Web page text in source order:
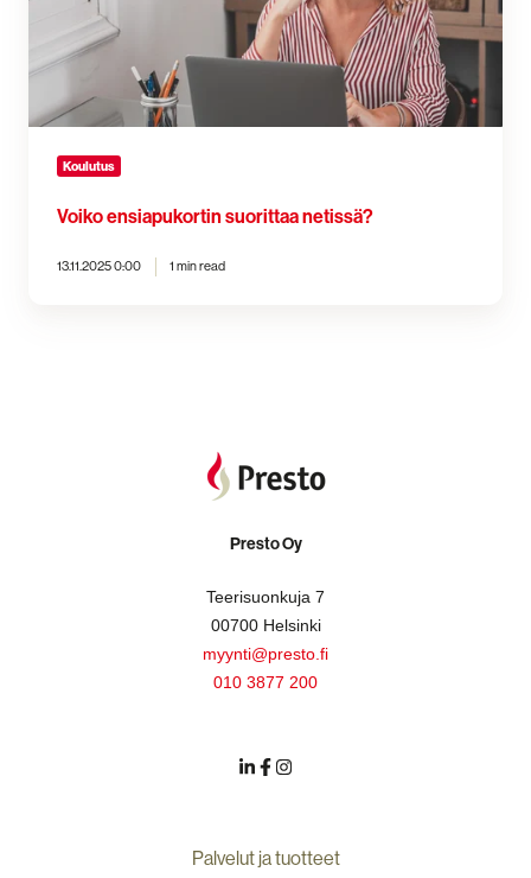
Koulutus
Voiko ensiapukortin suorittaa netissä?
13.11.2025 0:00 1 min read
Presto Oy
Teerisuonkuja 7
00700 Helsinki
myynti@presto.fi
010 3877 200
Palvelut ja tuotteet